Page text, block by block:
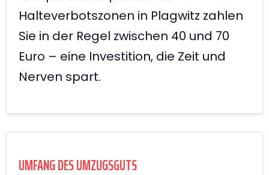
Halteverbotszonen in Plagwitz zahlen
Sie in der Regel zwischen 40 und 70
Euro – eine Investition, die Zeit und
Nerven spart.
UMFANG DES UMZUGSGUTS